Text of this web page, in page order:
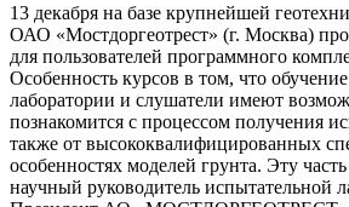
13 декабря на базе крупнейшей
ОАО «Мостдоргеотрест» (г. Москва)
для пользователей программного
Особенность курсов в том, что
лаборатории и слушатели имеют
познакомится с процессом получения
также от высококвалифицированных
особенностях моделей грунта. Эту
научный руководитель испытательной